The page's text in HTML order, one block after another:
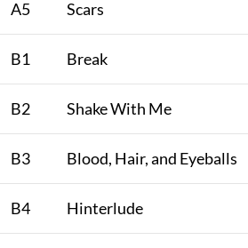
A5 Scars
B1 Break
B2 Shake With Me
B3 Blood, Hair, and Eyeballs
B4 Hinterlude